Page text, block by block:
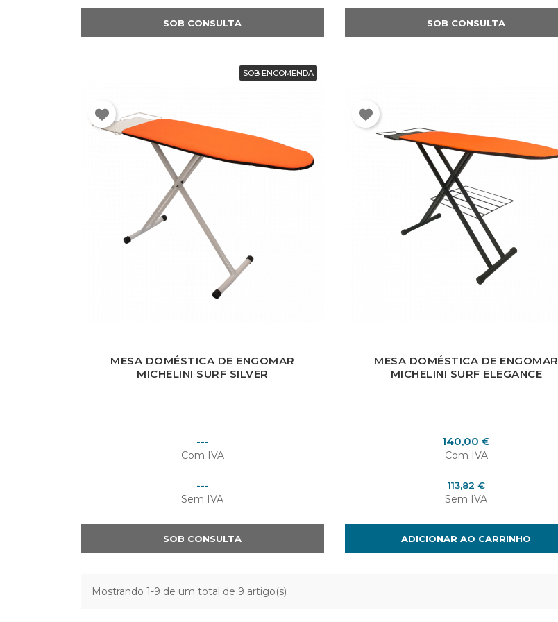
SOB CONSULTA SOB CONSULTA
SOB ENCOMENDA
MESA DOMÉSTICA DE ENGOMAR
MICHELINI SURF SILVER
Preço
---
Com IVA
Preço
---
Sem IVA
SOB CONSULTA
MESA DOMÉSTICA DE ENGOMAR
MICHELINI SURF ELEGANCE
Preço
140,00 €
Com IVA
Preço
113,82 €
Sem IVA
ADICIONAR AO CARRINHO
Mostrando 1-9 de um total de 9 artigo(s)